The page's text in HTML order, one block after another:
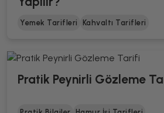
Yemek Tarifleri Kahvaltı Tarifleri
Pratik Peynirli Gözleme